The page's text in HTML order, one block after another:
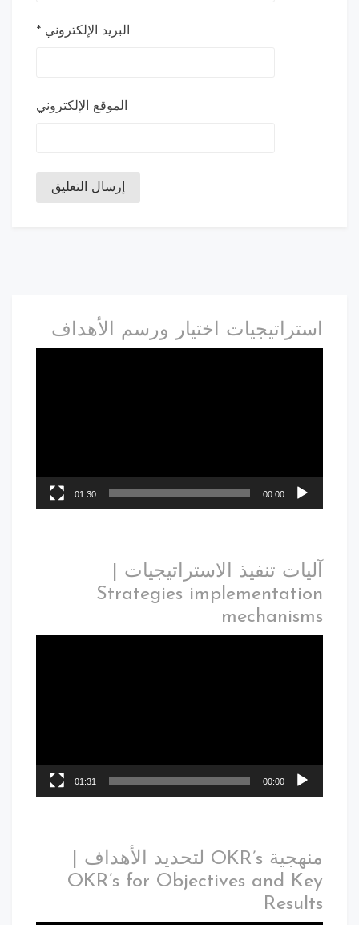
البريد الإلكتروني *
الموقع الإلكتروني
استراتيجيات اختيار ورسم الأهداف
00:00
01:30
آليات تنفيذ الاستراتيجيات |
Strategies implementation
mechanisms
00:00
01:31
منهجية OKR’s لتحديد الأهداف |
OKR’s for Objectives and Key
Results